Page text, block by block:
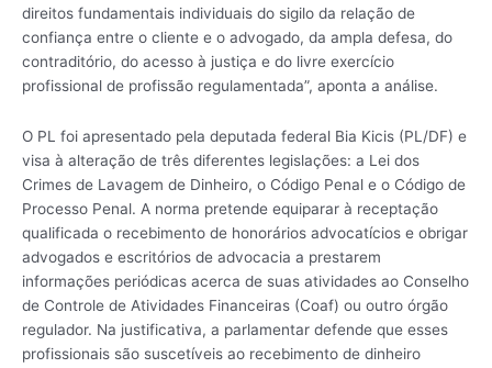
direitos fundamentais individuais do sigilo da relação de
confiança entre o cliente e o advogado, da ampla defesa, do
contraditório, do acesso à justiça e do livre exercício
profissional de profissão regulamentada”, aponta a análise.
O PL foi apresentado pela deputada federal Bia Kicis (PL/DF) e
visa à alteração de três diferentes legislações: a Lei dos
Crimes de Lavagem de Dinheiro, o Código Penal e o Código de
Processo Penal. A norma pretende equiparar à receptação
qualificada o recebimento de honorários advocatícios e obrigar
advogados e escritórios de advocacia a prestarem
informações periódicas acerca de suas atividades ao Conselho
de Controle de Atividades Financeiras (Coaf) ou outro órgão
regulador. Na justificativa, a parlamentar defende que esses
profissionais são suscetíveis ao recebimento de dinheiro